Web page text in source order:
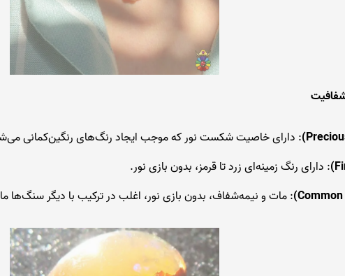
شفافیت
: دارای خاصیت شکست نور که موجب ایجاد رنگ‌های رنگین‌کمانی
: دارای رنگ زمینه‌ای زرد تا قرمز، بدون بازی نور.
: مات و نیمه‌شفاف، بدون بازی نور، اغلب در ترکیب با دیگر سنگ‌ها